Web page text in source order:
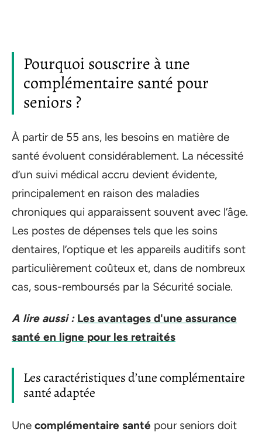
Pourquoi souscrire à une
complémentaire santé pour
seniors ?
À partir de 55 ans, les besoins en matière de
santé évoluent considérablement. La nécessité
d’un suivi médical accru devient évidente,
principalement en raison des maladies
chroniques qui apparaissent souvent avec l’âge.
Les postes de dépenses tels que les soins
dentaires, l’optique et les appareils auditifs sont
particulièrement coûteux et, dans de nombreux
cas, sous-remboursés par la Sécurité sociale.
A lire aussi : Les avantages d'une assurance
santé en ligne pour les retraités
Les caractéristiques d’une complémentaire
santé adaptée
Une complémentaire santé pour seniors doit